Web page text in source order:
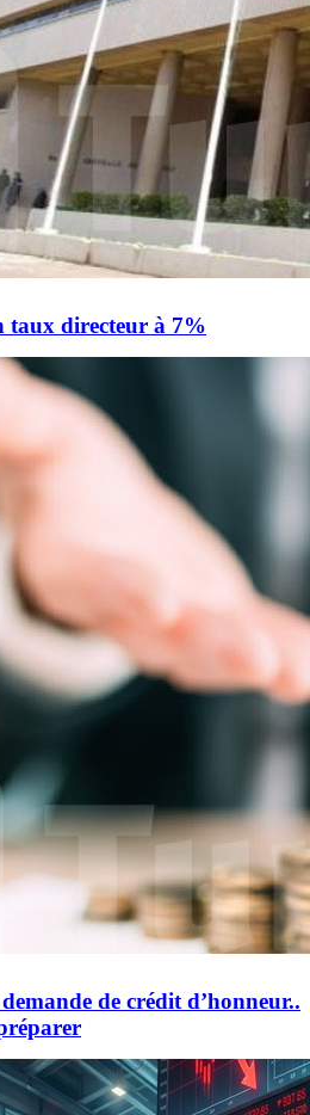
taux directeur à 7%
de crédit d’honneur..